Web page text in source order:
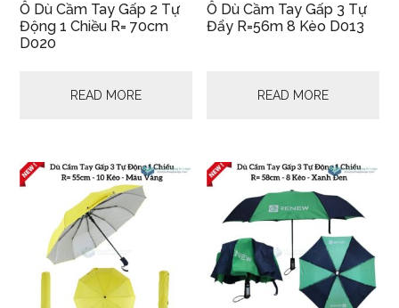
Ô Dù Cầm Tay Gấp 2 Tự
Động 1 Chiều R= 70cm
D020
READ MORE
Ô Dù Cầm Tay Gấp 3 Tự
Đẩy R=56m 8 Kèo D013
READ MORE